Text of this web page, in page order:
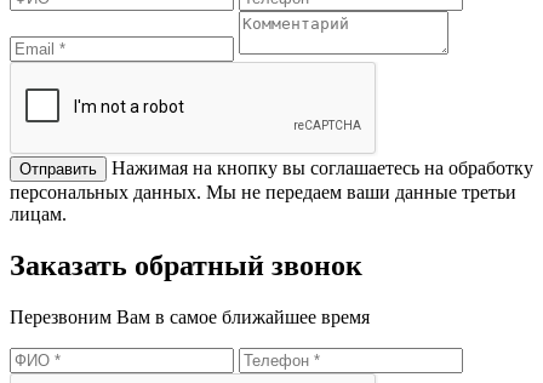
Нажимая на кнопку вы соглашаетесь на обработку
персональных данных. Мы не передаем ваши данные третьи
лицам.
Заказать обратный звонок
Перезвоним Вам в самое ближайшее время